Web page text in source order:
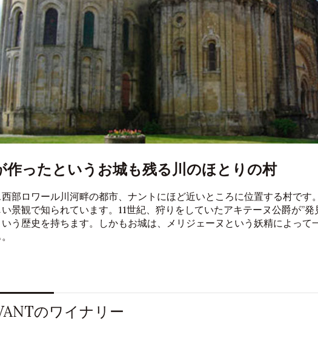
作ったというお城も残る川のほとりの村
部ロワール川河畔の都市、ナントにほど近いところに位置する村です
景観で知られています。11世紀、狩りをしていたアキテーヌ公爵が”発
う歴史を持ちます。しかもお城は、メリジェーヌという妖精によって
のワイナリー